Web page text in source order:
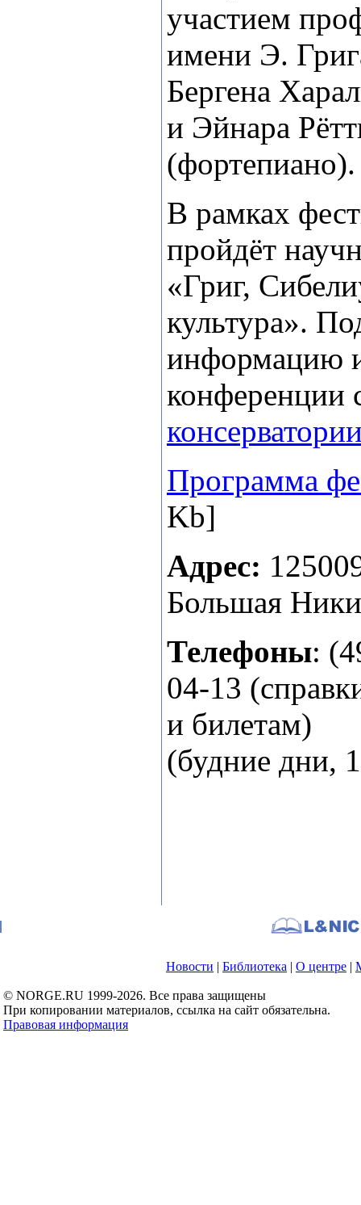
участием
имени Э.
Бергена
и Эйнара
(фортепиано).
В рамках
пройдёт
«Григ,
культура».
информацию
конференции
Программа
Kb]
Адрес:
Большая
Телефоны:
04-13
и билетам)
(будние дни,
Новости | Библиотека | О центре |
© NORGE.RU 1999-2026. Все права защищены
При копировании материалов, ссылка на сайт обязательна.
Правовая информация